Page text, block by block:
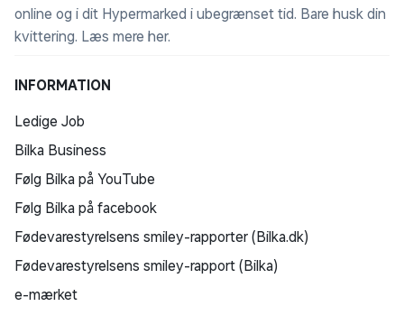
online og i dit Hypermarked i ubegrænset tid. Bare husk din
kvittering. Læs mere her.
INFORMATION
Ledige Job
Bilka Business
Følg Bilka på YouTube
Følg Bilka på facebook
Fødevarestyrelsens smiley-rapporter (Bilka.dk)
Fødevarestyrelsens smiley-rapport (Bilka)
e-mærket